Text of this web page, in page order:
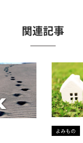
関連記事
よみもの